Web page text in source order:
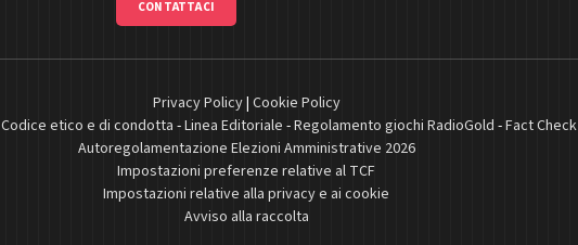
CONTATTACI
Privacy Policy| Cookie Policy
Codice etico e di condotta -Linea Editoriale -Regolamento giochi RadioGold -Fact Check
Autoregolamentazione Elezioni Amministrative 2026
Impostazioni preferenze relative al TCF
Impostazioni relative alla privacy e ai cookie
Avviso alla raccolta